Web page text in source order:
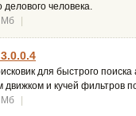
человека.
Мб
для быстрого
и кучей фильтров
Мб